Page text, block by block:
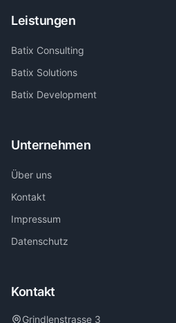
Leistungen
Batix Consulting
Batix Solutions
Batix Development
Unternehmen
Über uns
Kontakt
Impressum
Datenschutz
Kontakt
Grindlenstrasse 3